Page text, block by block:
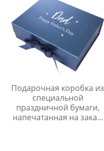
Подарочная коробка из
специальной
праздничной бумаги,
напечатанная на заказ,